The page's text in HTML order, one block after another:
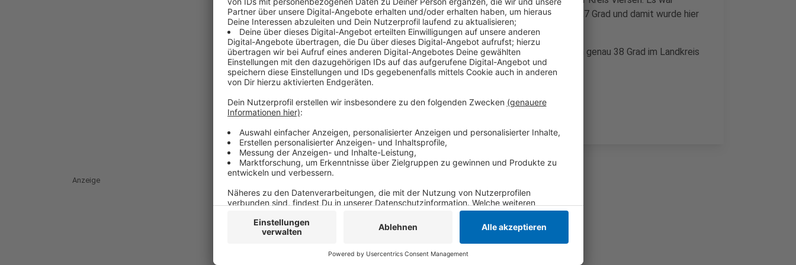
einfach nur heiß. Tönisvorst war - mal wieder - besonders heiß: 35,7 Grad und damit wurde hier
bei uns am Niederrhein der bundesweit höchste Wert gemessen.
Aber der bislang heißeste Tag des Jahres war gestern: Da wurden genau 38 Grad im Landkreis
Karlsruhe in Baden-Württemberg gemessen.
Anzeige